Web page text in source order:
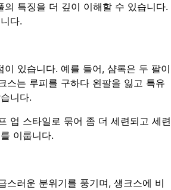
특징을 더 깊이 이해할 수 있습니다.
다.
있습니다. 예를 들어, 샴록은 두 팔이
스는 루피를 구하다 왼팔을 잃고 특유
니다.
업 스타일로 묶어 좀 더 세련되고 세련
이룹니다.
스러운 분위기를 풍기며, 섕크스에 비